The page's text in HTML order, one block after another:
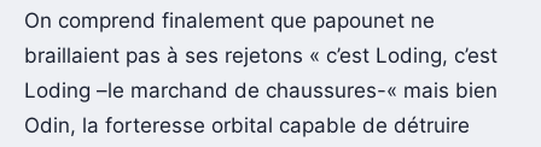
On comprend finalement que papounet ne
braillaient pas à ses rejetons « c’est Loding, c’est
Loding –le marchand de chaussures-« mais bien
Odin, la forteresse orbital capable de détruire